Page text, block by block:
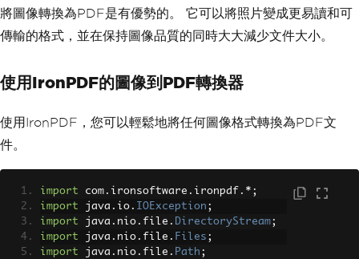
ment , outputStream );
// Open the document
// Parse the HTML document
HtmlParser
document
Main. class.getClassLoader(). getResourc
OException e )
{
System.err.println
"
+ e. getMessage ());
}
}
將圖像轉換為PDF是有優勢的。 它可以將照片變成更易讀和可
傳輸的格式，並在保持圖像品質的同時大大減少文件大小。
使用IronPDF的圖像到PDF轉換器
使用IronPDF，您可以輕鬆地將任何圖像格式轉換為PDF文
件。
import com . ironsoftware . ironpdf .*;
import java . io . IOException ;
import java . nio . file . DirectoryStream;
import java . nio . file . Files ;
import java . nio . file . Path ;